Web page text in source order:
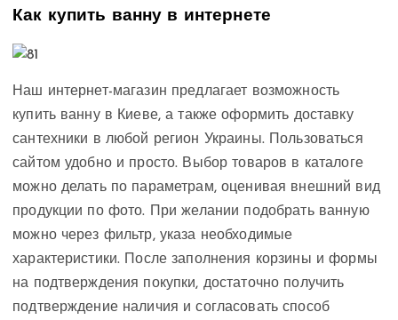
Как купить ванну в интернете
Наш интернет-магазин предлагает возможность
купить ванну в Киеве, а также оформить доставку
сантехники в любой регион Украины. Пользоваться
сайтом удобно и просто. Выбор товаров в каталоге
можно делать по параметрам, оценивая внешний вид
продукции по фото. При желании подобрать ванную
можно через фильтр, указа необходимые
характеристики. После заполнения корзины и формы
на подтверждения покупки, достаточно получить
подтверждение наличия и согласовать способ